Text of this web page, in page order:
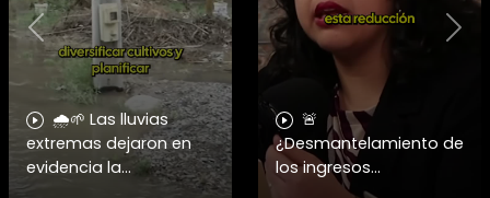
🌧️🌱 Las lluvias
extremas dejaron en
evidencia la
vulnerabilidad del
🚨
¿Desmantelamiento de
los ingresos
municipales o
Previous